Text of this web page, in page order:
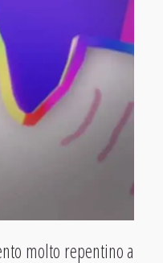
molto repentino a